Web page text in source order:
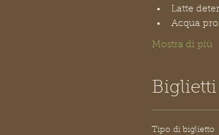
Latte
Acqua
Mostra di più
Biglietti
Tipo di biglietto